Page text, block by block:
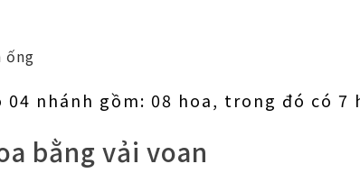
ống
04 nhánh gồm: 08 hoa, trong đó có 7
bằng vải voan